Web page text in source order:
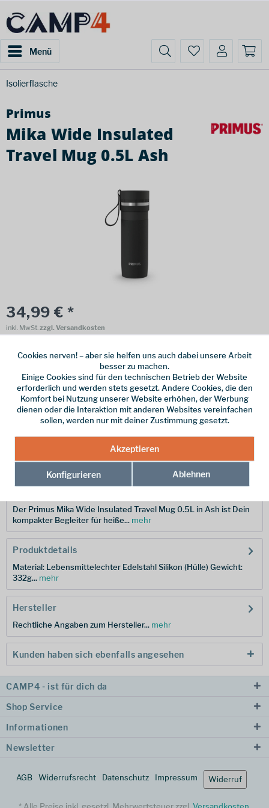
Menü
Isolierflasche
Primus
Mika Wide Insulated
Travel Mug 0.5L Ash
34,99 € *
inkl. MwSt.zzgl. Versandkosten
Online bestellen Ladenabholung
vorrätig | Lieferzeit 1-3 Werktage
In denWarenkorb
P744000
Der Primus Mika Wide Insulated Travel Mug 0.5L in Ash ist Dein
kompakter Begleiter für heiße... mehr
Produktdetails
Material: Lebensmittelechter Edelstahl Silikon (Hülle) Gewicht:
332g... mehr
Hersteller
Rechtliche Angaben zum Hersteller... mehr
Kunden haben sich ebenfalls angesehen
CAMP4 - ist für dich da
Shop Service
Informationen
Newsletter
AGB Widerrufsrecht Datenschutz Impressum Widerruf
Cookies nerven! – aber sie helfen uns auch dabei unsere Arbeit
besser zu machen.
Einige Cookies sind für den technischen Betrieb der Website
erforderlich und werden stets gesetzt. Andere Cookies, die den
Komfort bei Nutzung unserer Website erhöhen, der Werbung
dienen oder die Interaktion mit anderen Websites vereinfachen
sollen, werden nur mit deiner Zustimmung gesetzt.
Akzeptieren
Konfigurieren Ablehnen